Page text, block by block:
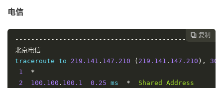
北
京
信
5 4 20% 437.94 424.8 432.405
北
电信
 复制
北京电信
traceroute to 219.141 . 147.210 ( 219.141 . 147.210 ), 30
1
*
2
100.100 . 100.1 0.25 ms * Shared
Address